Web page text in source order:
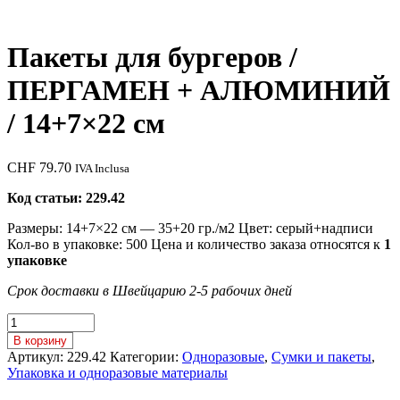
Пакеты для бургеров /
ПЕРГАМЕН + АЛЮМИНИЙ
/ 14+7×22 см
CHF 79.70 IVA Inclusa
Код статьи: 229.42
Размеры: 14+7×22 см — 35+20 гр./м2 Цвет: серый+надписи
Кол-во в упаковке: 500 Цена и количество заказа относятся к 1
упаковке
Срок доставки в Швейцарию 2-5 рабочих дней
Количество
товара
Пакеты
для
бургеров
В корзину
Артикул: 229.42 Категории: Одноразовые, Сумки и пакеты,
Упаковка и одноразовые материалы